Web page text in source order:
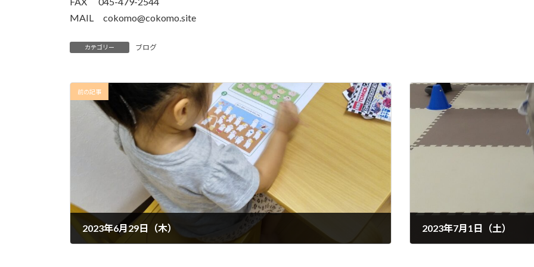
MAIL cokomo@cokomo.site
カテゴリー ブログ
前の記事
2023年6月29日（木） 2023年7月1日（土）